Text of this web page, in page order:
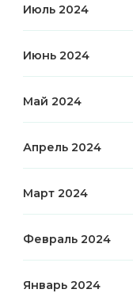
Июль 2024
Июнь 2024
Май 2024
Апрель 2024
Март 2024
Февраль 2024
Январь 2024